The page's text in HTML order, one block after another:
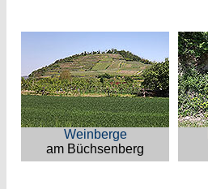
Weinberge
am Büchsenberg